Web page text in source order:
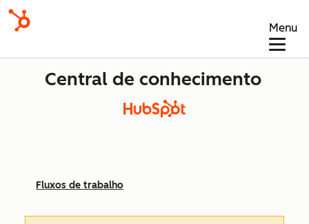
Menu
Central de conhecimento
Fluxos de trabalho